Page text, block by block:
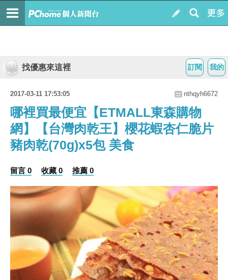
我的
訂閱
找優惠來這裡
2017-03-11 17:53:05 nthqyh6672
哪裡買最便宜【ETMALL東森購物
網】【台灣肉乾王】櫻花蝦杏仁脆片
豬肉乾(70g)x5包 美食
留言 0 收藏 0 推薦 0